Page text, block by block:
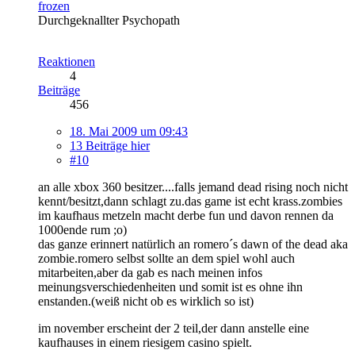
frozen
Durchgeknallter Psychopath
Reaktionen
4
Beiträge
456
18. Mai 2009 um 09:43
13 Beiträge hier
#10
an alle xbox 360 besitzer....falls jemand dead rising noch nicht
kennt/besitzt,dann schlagt zu.das game ist echt krass.zombies
im kaufhaus metzeln macht derbe fun und davon rennen da
1000ende rum ;o)
das ganze erinnert natürlich an romero´s dawn of the dead aka
zombie.romero selbst sollte an dem spiel wohl auch
mitarbeiten,aber da gab es nach meinen infos
meinungsverschiedenheiten und somit ist es ohne ihn
enstanden.(weiß nicht ob es wirklich so ist)
im november erscheint der 2 teil,der dann anstelle eine
kaufhauses in einem riesigem casino spielt.